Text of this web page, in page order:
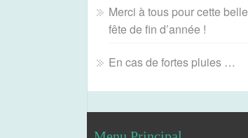
Merci à tous pour cette belle
fête de fin d’année !
En cas de fortes pluies …